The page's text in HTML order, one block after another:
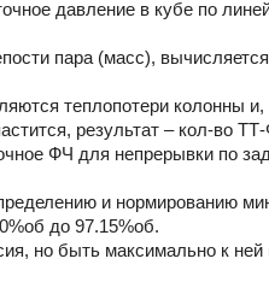
давление в кубе по
пара (масс),
теплопотери колонны
результат – кол-во
ФЧ для непрерывки по
и нормированию
до 97.15%об.
но быть максимально к